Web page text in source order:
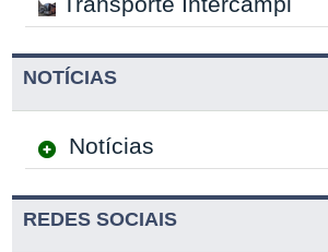
NOTÍCIAS
Notícias
REDES SOCIAIS